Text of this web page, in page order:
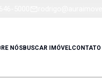
NÓSBUSCAR IMÓVELCONTATO